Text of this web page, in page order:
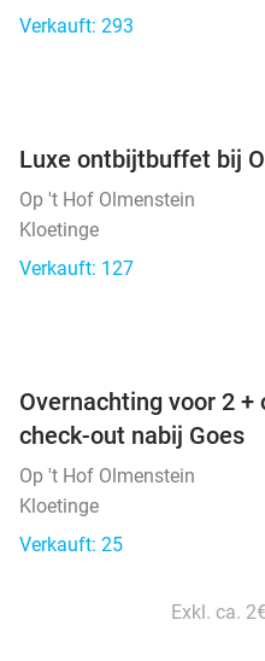
Verkauft: 293
Luxe ontbijtbuffet bij
Op 't Hof Olmenstein
Kloetinge
Verkauft: 127
Overnachting voor 2
check-out nabij Goes
Op 't Hof Olmenstein
Kloetinge
Verkauft: 25
Exkl. ca.